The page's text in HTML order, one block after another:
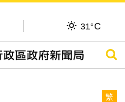
31°C
搜尋
繁